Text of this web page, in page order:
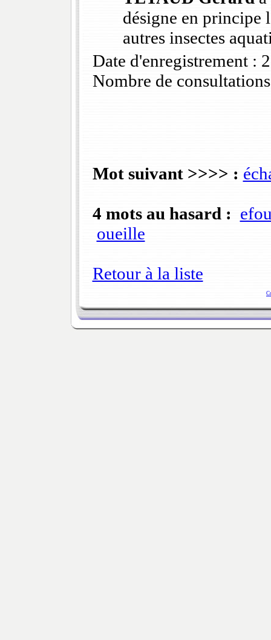
désigne en principe
autres insectes
Date d'enregistrement :
Nombre de
Mot suivant >>>> :
4 mots au hasard :
oueille
Retour à la liste